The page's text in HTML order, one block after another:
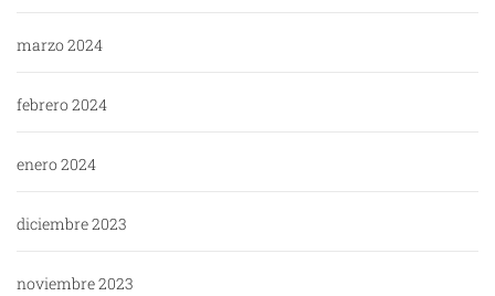
marzo 2024
febrero 2024
enero 2024
diciembre 2023
noviembre 2023